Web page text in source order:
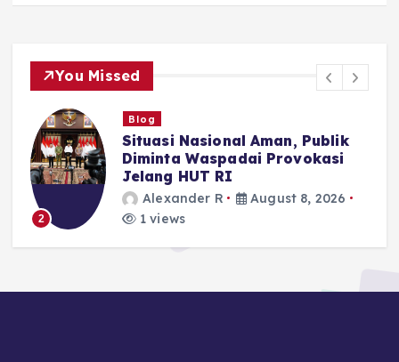
You Missed
2
Blog
Situasi Nasional Aman, Publik
Diminta Waspadai Provokasi
Jelang HUT RI
Alexander R
August 8, 2026
1 views